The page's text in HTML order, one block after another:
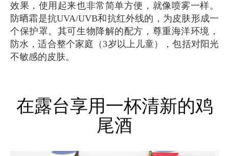
效果，使用起来也非常简单方便，就像喷雾一样。
防晒霜是抗UVA/UVB和抗红外线的，为皮肤形成一
个保护罩。其可生物降解的配方，尊重海洋环境，
防水，适合整个家庭（3岁以上儿童），包括对阳光
不敏感的皮肤。
在露台享用一杯清新的鸡
尾酒